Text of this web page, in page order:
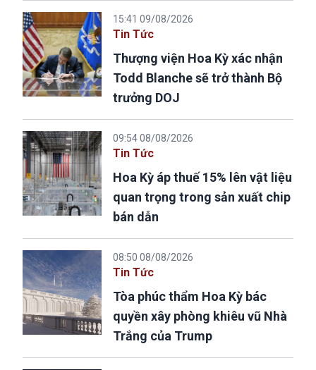
15:41 09/08/2026
Tin Tức
Thượng viện Hoa Kỳ xác nhận
Todd Blanche sẽ trở thành Bộ
trưởng DOJ
09:54 08/08/2026
Tin Tức
Hoa Kỳ áp thuế 15% lên vật liệu
quan trọng trong sản xuất chip
bán dẫn
08:50 08/08/2026
Tin Tức
Tòa phúc thẩm Hoa Kỳ bác
quyền xây phòng khiêu vũ Nhà
Trắng của Trump